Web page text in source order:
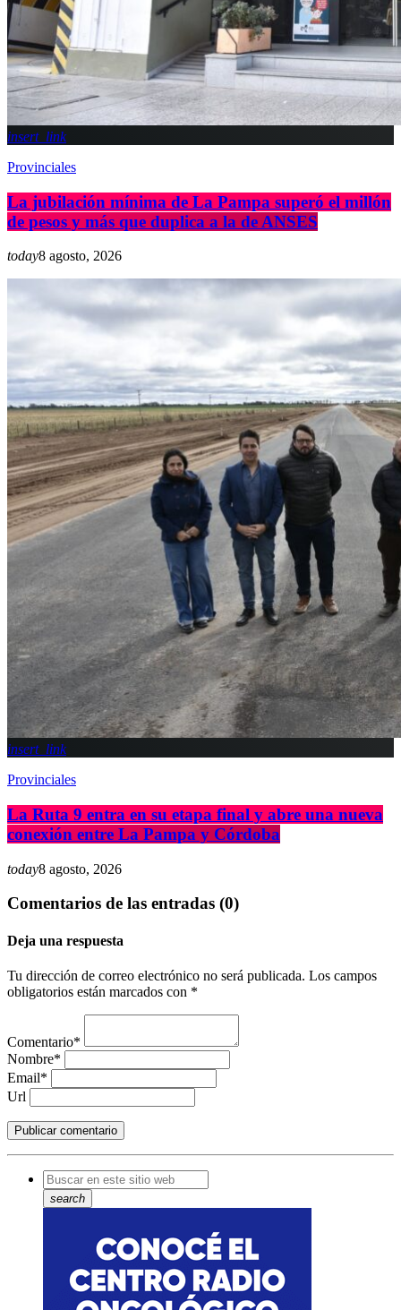
insert_link
Provinciales
La jubilación mínima de La Pampa superó el millón
de pesos y más que duplica a la de ANSES
today8 agosto, 2026
insert_link
Provinciales
La Ruta 9 entra en su etapa final y abre una nueva
conexión entre La Pampa y Córdoba
today8 agosto, 2026
Comentarios de las entradas (0)
Deja una respuesta
Tu dirección de correo electrónico no será publicada. Los campos
obligatorios están marcados con *
Comentario*
Nombre*
Email*
Url
search